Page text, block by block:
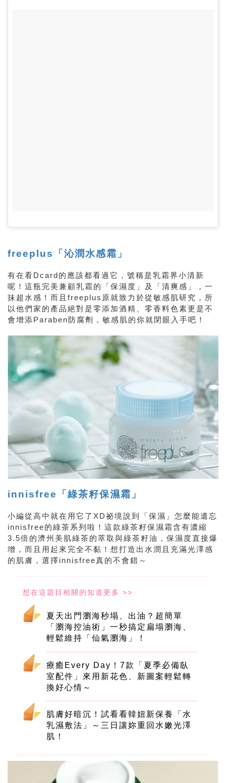
freeplus「沁潤水感霜」
有在看Dcard的應該都看過它，號稱是乳霜界小清新
呢！這瓶完美兼顧乳霜的「保濕度」及「清爽感」，一
抹超水感！而且freeplus原就致力於從敏感肌研究，所
以他們家的產品絕對是零添加酒精、零香料色素更是不
會增添Paraben防腐劑，敏感肌的你就閉眼入手吧！
innisfree「綠茶籽保濕霜」
小編從高中就在用它了XD祕境說到「保濕」怎麼能遺忘
innisfree的綠茶系列啦！這款綠茶籽保濕霜含有濃縮
3.5倍的濟州美肌綠茶的萃取與綠茶籽油，保濕度直接爆
增，而且用起來完全不黏！想打造出水潤且充滿光澤感
的肌膚，選擇innisfree真的不會錯～
夏天出門瀏海秒塌、出油？超簡單
「瀏海控油術」一秒搞定扁塌瀏海、
輕鬆維持「仙氣瀏海」！
療癒Every Day！7款「夏季必備臥
室配件」來用新花色、新圖案輕鬆轉
換好心情～
肌膚好暗沉！試看看韓妞新保養「水
乳濕敷法」～三日讓妳重回水嫩光澤
肌！